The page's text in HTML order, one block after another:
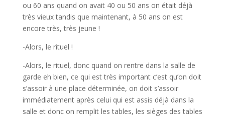
ou 60 ans quand on avait 40 ou 50 ans on était déjà
très vieux tandis que maintenant, à 50 ans on est
encore très, très jeune !
-Alors, le rituel !
-Alors, le rituel, donc quand on rentre dans la salle de
garde eh bien, ce qui est très important c’est qu’on doit
s’assoir à une place déterminée, on doit s’assoir
immédiatement après celui qui est assis déjà dans la
salle et donc on remplit les tables, les sièges des tables